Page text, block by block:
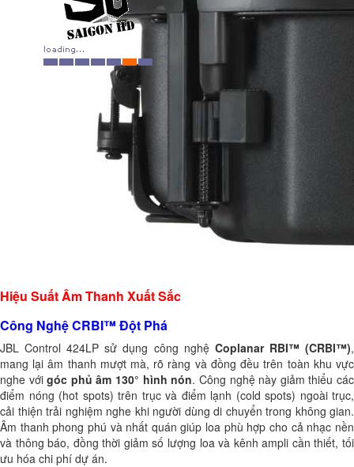
Hiệu Suất Âm Thanh Xuất Sắc
Công Nghệ CRBI™ Đột Phá
JBL Control 424LP sử dụng công nghệ Coplanar RBI™ (CRBI™),
mang lại âm thanh mượt mà, rõ ràng và đồng đều trên toàn khu vực
nghe vớigóc phủ âm 130° hình nón. Công nghệ này giảm thiểu các
điểm nóng (hot spots) trên trục và điểm lạnh (cold spots) ngoài trục,
cải thiện trải nghiệm nghe khi người dùng di chuyển trong không gian.
Âm thanh phong phú và nhất quán giúp loa phù hợp cho cả nhạc nền
và thông báo, đồng thời giảm số lượng loa và kênh ampli cần thiết, tối
ưu hóa chi phí dự án.